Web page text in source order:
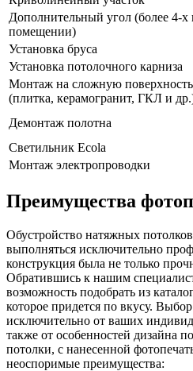
Дополнительный угол (более 4-х
помещении)
Установка бруса
Установка потолочного карниза
Монтаж на сложную поверхность
(плитка, керамогранит, ГКЛ и
Демонтаж полотна
Светильник Ecola
Монтаж электропроводки
Преимущества
Обустройство натяжных
выполняться исключительно
конструкция была не только
Обратившись к нашим
возможность подобрать из
которое придется по вкусу.
исключительно от ваших
также от особенностей дизайна
потолки, с нанесенной
неоспоримые преимущества: